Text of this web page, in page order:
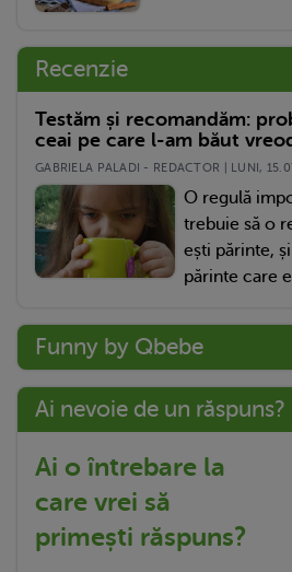
Recenzie
Testăm și recomandăm:
ceai pe care l-am băut
GABRIELA PALADI - REDACTOR | LUNI,
O regulă
trebuie să o
ești părinte,
părinte care
Funny by Qbebe
Ai nevoie de un răspuns?
Ai o întrebare la
care vrei să
primești răspuns?